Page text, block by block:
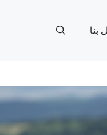
بنا